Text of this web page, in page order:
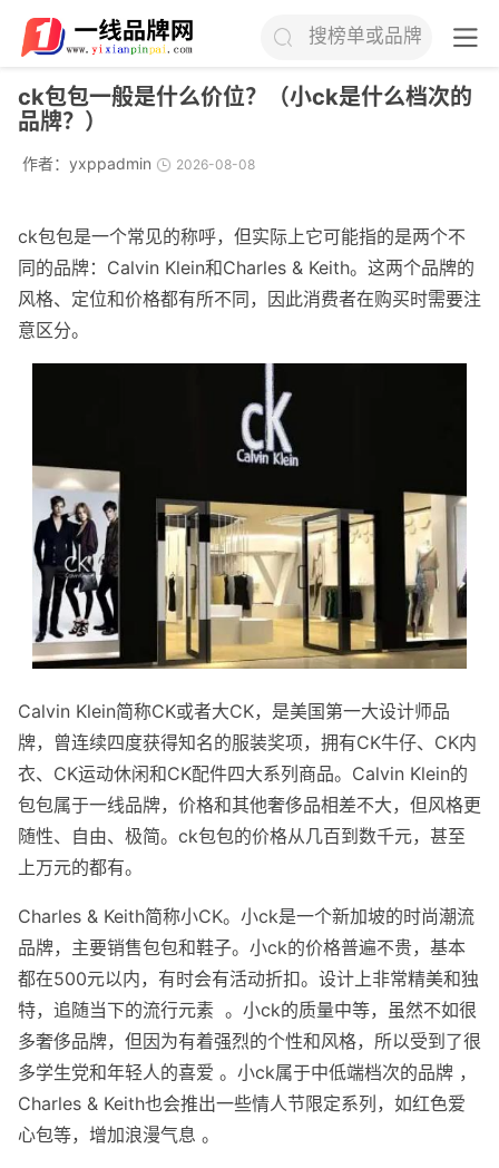
搜榜单或品牌
ck包包一般是什么价位？（小ck是什么档次的
品牌？）
作者： yxppadmin 2026-08-08
ck包包是一个常见的称呼，但实际上它可能指的是两个不
同的品牌：Calvin Klein和Charles & Keith。这两个品牌的
风格、定位和价格都有所不同，因此消费者在购买时需要注
意区分。
Calvin Klein简称CK或者大CK，是美国第一大设计师品
牌，曾连续四度获得知名的服装奖项，拥有CK牛仔、CK内
衣、CK运动休闲和CK配件四大系列商品。Calvin Klein的
包包属于一线品牌，价格和其他奢侈品相差不大，但风格更
随性、自由、极简。ck包包的价格从几百到数千元，甚至
上万元的都有。
Charles & Keith简称小CK。小ck是一个新加坡的时尚潮流
品牌，主要销售包包和鞋子。小ck的价格普遍不贵，基本
都在500元以内，有时会有活动折扣。设计上非常精美和独
特，追随当下的流行元素 。小ck的质量中等，虽然不如很
多奢侈品牌，但因为有着强烈的个性和风格，所以受到了很
多学生党和年轻人的喜爱 。小ck属于中低端档次的品牌 ，
Charles & Keith也会推出一些情人节限定系列，如红色爱
心包等，增加浪漫气息 。